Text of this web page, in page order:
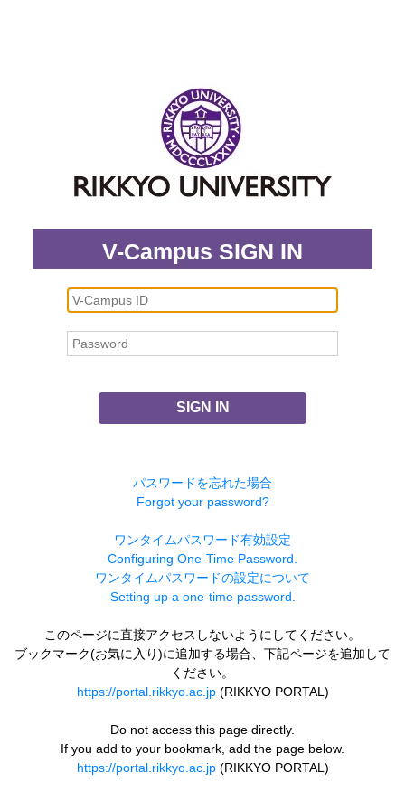
V-Campus SIGN IN
SIGN IN
パスワードを忘れた場合
Forgot your password?
ワンタイムパスワード有効設定
Configuring One-Time Password.
ワンタイムパスワードの設定について
Setting up a one-time password.
このページに直接アクセスしないようにしてください。
ブックマーク(お気に入り)に追加する場合、下記ページを追加して
ください。
https://portal.rikkyo.ac.jp(RIKKYO PORTAL)
Do not access this page directly.
If you add to your bookmark, add the page below.
https://portal.rikkyo.ac.jp(RIKKYO PORTAL)